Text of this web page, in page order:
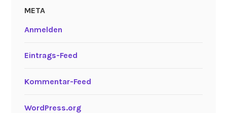
META
Anmelden
Eintrags-Feed
Kommentar-Feed
WordPress.org